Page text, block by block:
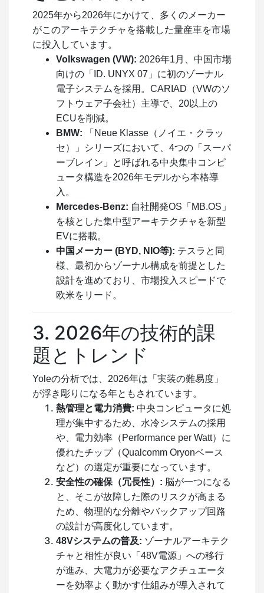
2025年から2026年にかけて、多くのメーカー
がこのアーキテクチャを搭載した量産車を市場
に投入しています。
Volkswagen (VW): 2026年1月、中国市場
向けの「ID. UNYX 07」に初のゾーナル
電子システムを採用。CARIAD（VWのソ
フトウェア子会社）主導で、20以上の
ECUを削減。
BMW: 「Neue Klasse（ノイエ・クラッ
セ）」シリーズにおいて、4つの「スーパ
ーブレイン」と呼ばれる中央集中コンピ
ュータ構造を2026年モデルから本格導
入。
Mercedes-Benz: 自社開発OS「MB.OS」
を核とした集中型アーキテクチャを新型
EVに搭載。
中国メーカー (BYD, NIO等): テスラと同
様、最初からゾーナル構成を前提とした
設計を進めており、市場投入スピードで
欧米をリード。
3. 2026年の技術的課
題とトレンド
Yoleの分析では、2026年は「実装の難易度」
が浮き彫りになる年ともされています。
熱管理と電力消費: 中央コンピュータに処
理が集中するため、水冷システムの採用
や、電力効率（Performance per Watt）に
優れたチップ（Qualcomm Oryonベース
など）の選定が重要になっています。
安全性の確保（冗長性）: 脳が一つになる
と、そこが故障した際のリスクが高まる
ため、物理的な分離やバックアップ回路
の設計が高度化しています。
48Vシステムの普及: ゾーナルアーキテク
チャと相性が良い「48V電源」への移行
が進み、大電力が必要なアクチュエータ
ーを効率よく動かす仕組みが導入されて